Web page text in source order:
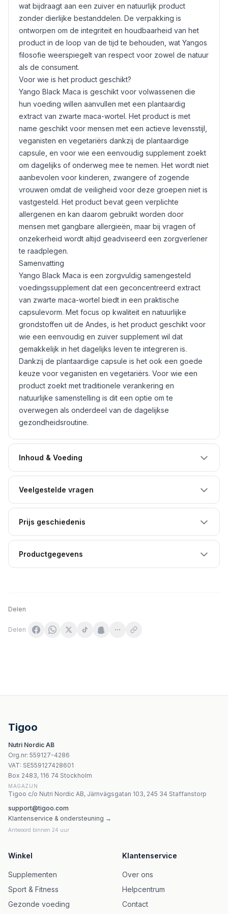
wat bijdraagt aan een zuiver en natuurlijk product
zonder dierlijke bestanddelen. De verpakking is
ontworpen om de integriteit en houdbaarheid van het
product in de loop van de tijd te behouden, wat Yangos
filosofie weerspiegelt van respect voor zowel de natuur
als de consument.
Voor wie is het product geschikt?
Yango Black Maca is geschikt voor volwassenen die
hun voeding willen aanvullen met een plantaardig
extract van zwarte maca-wortel. Het product is met
name geschikt voor mensen met een actieve levensstijl,
veganisten en vegetariërs dankzij de plantaardige
capsule, en voor wie een eenvoudig supplement zoekt
om dagelijks of onderweg mee te nemen. Het wordt niet
aanbevolen voor kinderen, zwangere of zogende
vrouwen omdat de veiligheid voor deze groepen niet is
vastgesteld. Het product bevat geen verplichte
allergenen en kan daarom gebruikt worden door
mensen met gangbare allergieën, maar bij vragen of
onzekerheid wordt altijd geadviseerd een zorgverlener
te raadplegen.
Samenvatting
Yango Black Maca is een zorgvuldig samengesteld
voedingssupplement dat een geconcentreerd extract
van zwarte maca-wortel biedt in een praktische
capsulevorm. Met focus op kwaliteit en natuurlijke
grondstoffen uit de Andes, is het product geschikt voor
wie een eenvoudig en zuiver supplement wil dat
gemakkelijk in het dagelijks leven te integreren is.
Dankzij de plantaardige capsule is het ook een goede
keuze voor veganisten en vegetariërs. Voor wie een
product zoekt met traditionele verankering en
natuurlijke samenstelling is dit een optie om te
overwegen als onderdeel van de dagelijkse
gezondheidsroutine.
Inhoud & Voeding
Veelgestelde vragen
Prijs geschiedenis
Productgegevens
Delen
Delen
Dary Natury - Marzanka Herb - 25g
Yango Multivitamin For Children 30ml
Yango Rödklöver-extrakt 120 kapslar 8% isoflavoner
Yango Motherwort Extract - 320 mg, 90 vegetariska
Tigoo
Nutri Nordic AB
Org.nr: 559127-4286
VAT: SE559127428601
Box 2483, 116 74 Stockholm
MAGAZIJN
Tigoo c/o Nutri Nordic AB, Järnvägsgatan 103, 245 34 Staffanstorp
support@tigoo.com
Klantenservice & ondersteuning →
Antwoord binnen 24 uur
Winkel
Supplementen
Sport & Fitness
Gezonde voeding
Klantenservice
Over ons
Helpcentrum
Contact